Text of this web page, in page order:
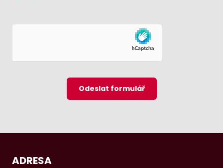
Odeslat formulář
ADRESA